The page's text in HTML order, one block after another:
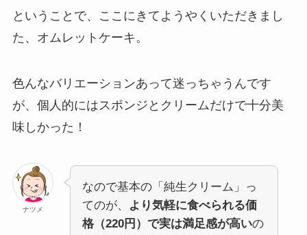
ということで、ここにきてようやくいただきまし
た、オムレットケーキ。
色んなバリエーションあって迷っちゃうんです
が、個人的にはスポンジとクリームだけで十分美
味しかった！
ナツメ
なので基本の「純生クリーム」っ
てのが、
より気軽に食べられる価
格（220円）で実は満足感が高いの